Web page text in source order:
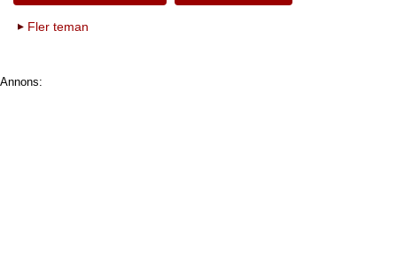
Fler teman
Annons: